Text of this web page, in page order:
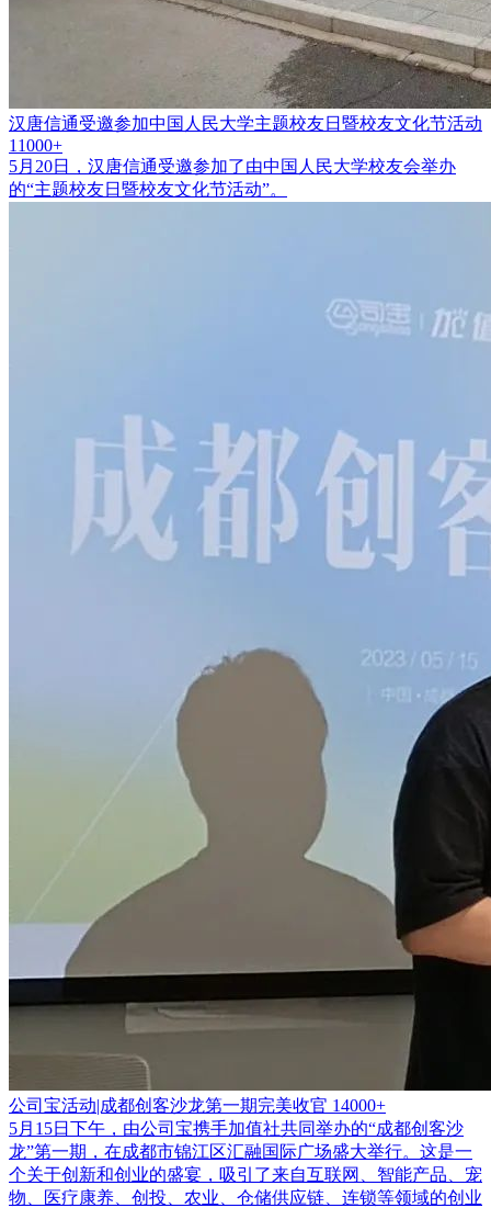
汉唐信通受邀参加中国人民大学主题校友日暨校友文化节活动
11000+
5月20日，汉唐信通受邀参加了由中国人民大学校友会举办
的“主题校友日暨校友文化节活动”。
公司宝活动|成都创客沙龙第一期完美收官 14000+
5月15日下午，由公司宝携手加值社共同举办的“成都创客沙
龙”第一期，在成都市锦江区汇融国际广场盛大举行。这是一
个关于创新和创业的盛宴，吸引了来自互联网、智能产品、宠
物、医疗康养、创投、农业、仓储供应链、连锁等领域的创业